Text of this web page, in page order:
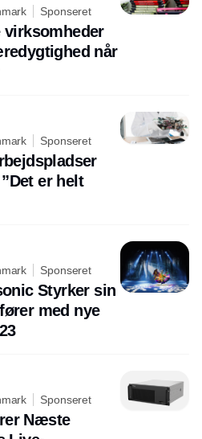
Sponseret
virksomheder
når
Sponseret
er helt
Sponseret
Styrker sin
med nye
Sponseret
Næste